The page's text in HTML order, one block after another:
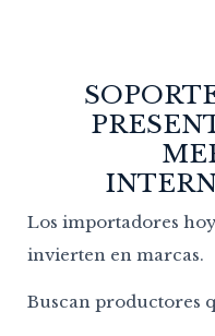
Los importadores
invierten en marcas.
Buscan productores